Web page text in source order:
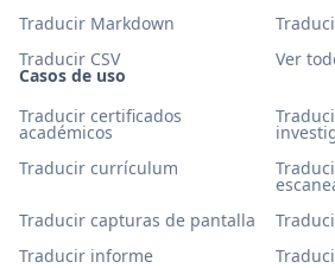
Casos de uso
Traducir certificados
académicos
Traducir currículum
Traducir capturas de pantalla
Traducir informe
Traducir Markdown
Traducir CSV
Ver